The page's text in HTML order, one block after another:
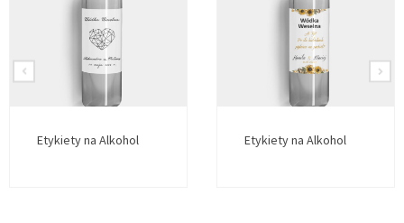
Etykiety na Alkohol Etykiety na Alkohol